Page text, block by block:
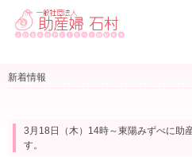
新着情報
3月18日（木）14時～東陽みずべに助
す。